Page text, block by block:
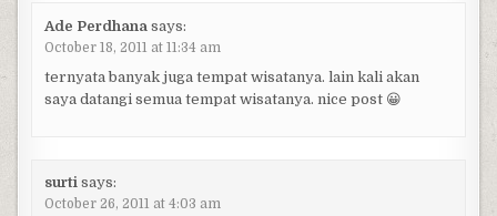
Ade Perdhana says:
October 18, 2011 at 11:34 am
ternyata banyak juga tempat wisatanya. lain kali akan
saya datangi semua tempat wisatanya. nice post 😀
surti says:
October 26, 2011 at 4:03 am